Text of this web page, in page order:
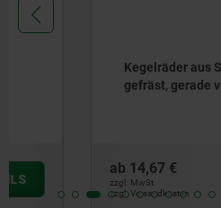
Kegelräder aus Stahl,
gefräst, gerade verzahnt,
ab
zzgl. Versandkosten